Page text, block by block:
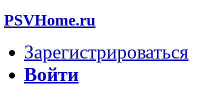
PSVHome.ru
Зарегистрироваться
Войти